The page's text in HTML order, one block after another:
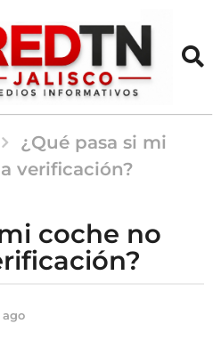
¿Qué pasa si mi
verificación?
coche no
ago